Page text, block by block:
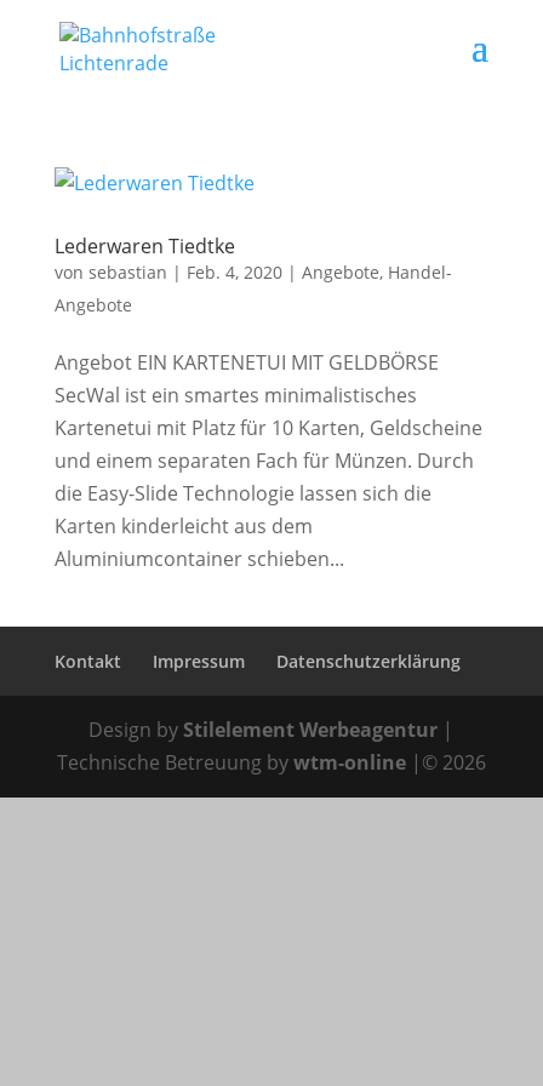
Lederwaren Tiedtke
von sebastian | Feb. 4, 2020| Angebote, Handel-
Angebote
Angebot EIN KARTENETUI MIT GELDBÖRSE
SecWal ist ein smartes minimalistisches
Kartenetui mit Platz für 10 Karten, Geldscheine
und einem separaten Fach für Münzen. Durch
die Easy-Slide Technologie lassen sich die
Karten kinderleicht aus dem
Aluminiumcontainer schieben...
Kontakt Impressum Datenschutzerklärung
Design by Stilelement Werbeagentur |
Technische Betreuung bywtm-online|© 2026